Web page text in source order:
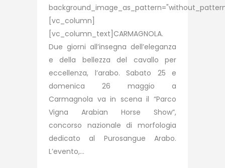
[vc_column]
[vc_column_text]CARMAGNOLA.
Due giorni all’insegna dell’eleganza
e della bellezza del cavallo per
eccellenza, l’arabo. Sabato 25 e
domenica 26 maggio a
Carmagnola va in scena il “Parco
Vigna Arabian Horse Show”,
concorso nazionale di morfologia
dedicato al Purosangue Arabo.
L’evento,...